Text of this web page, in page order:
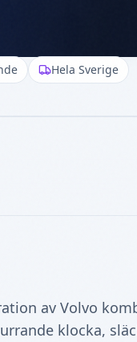
Hela Sverige
av Volvo
klocka,